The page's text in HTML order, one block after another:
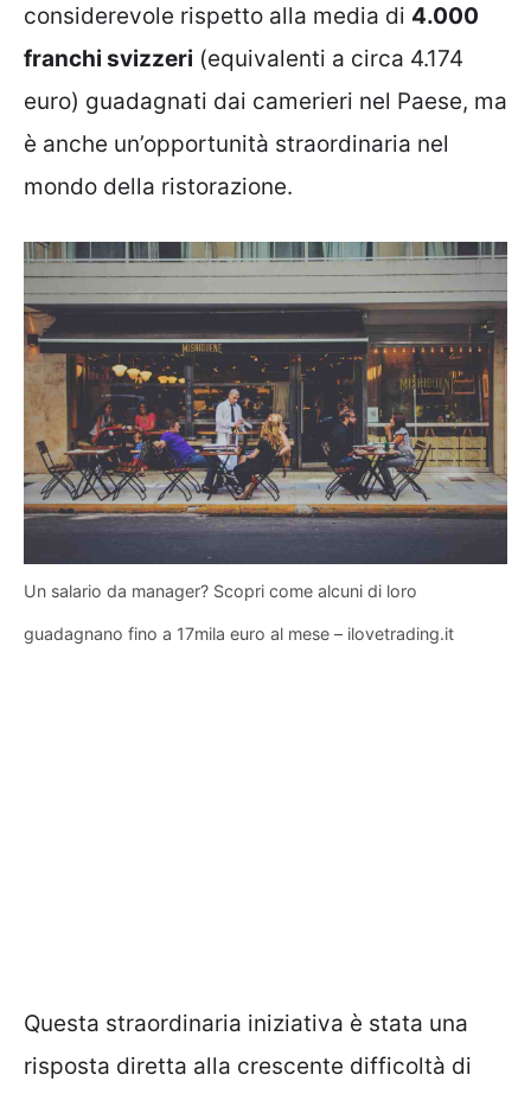
considerevole rispetto alla media di 4.000
franchi svizzeri (equivalenti a circa 4.174
euro) guadagnati dai camerieri nel Paese, ma
è anche un’opportunità straordinaria nel
mondo della ristorazione.
Un salario da manager? Scopri come alcuni di loro
guadagnano fino a 17mila euro al mese – ilovetrading.it
Questa straordinaria iniziativa è stata una
risposta diretta alla crescente difficoltà di